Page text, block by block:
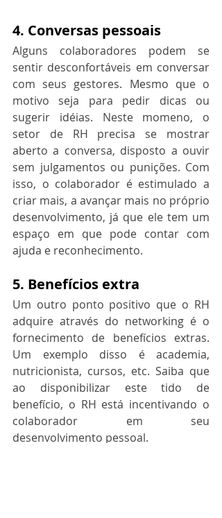
4. Conversas pessoais
Alguns colaboradores podem se
sentir desconfortáveis em conversar
com seus gestores. Mesmo que o
motivo seja para pedir dicas ou
sugerir idéias. Neste momeno, o
setor de RH precisa se mostrar
aberto a conversa, disposto a ouvir
sem julgamentos ou punições. Com
isso, o colaborador é estimulado a
criar mais, a avançar mais no próprio
desenvolvimento, já que ele tem um
espaço em que pode contar com
ajuda e reconhecimento.
5. Benefícios extra
Um outro ponto positivo que o RH
adquire através do networking é o
fornecimento de benefícios extras.
Um exemplo disso é academia,
nutricionista, cursos, etc. Saiba que
ao disponibilizar este tido de
benefício, o RH está incentivando o
colaborador em seu
desenvolvimento pessoal.